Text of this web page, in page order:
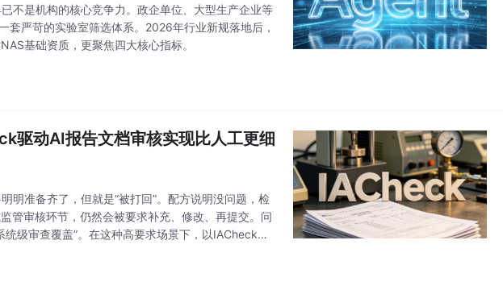
不是机构的核心竞争力。政企单位、大型生产企业等
套严苛的实验室筛选体系。2026年行业新规落地后，
基础资质，更聚焦四大核心指标。
驱动AI报告文档审核实现比人工更细
明准备齐了，但就是“被打回”。配方说明没问题，检
管审核环节，仍然会被要求补充、修改、再提交。问
级审查覆盖”。在这种高要求场景下，以IACheck（I